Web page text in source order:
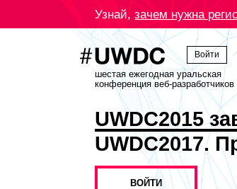
Узнай,зачем нужна
Войти
шестая ежегодная уральская
конференция веб-разработчиков
UWDC2015
UWDC2017.
ВОЙТИ